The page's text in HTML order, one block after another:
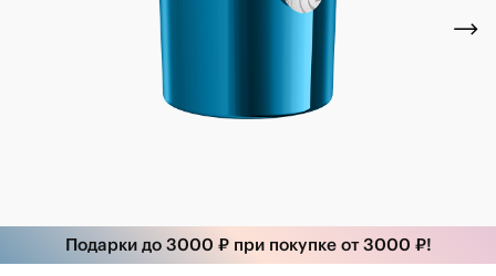
Подарки до 3000 ₽ при покупке от 3000 ₽!